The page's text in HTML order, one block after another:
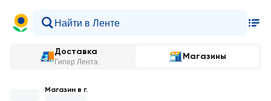
Доставка
Гипер Лента
Магазины
Магазин в г.